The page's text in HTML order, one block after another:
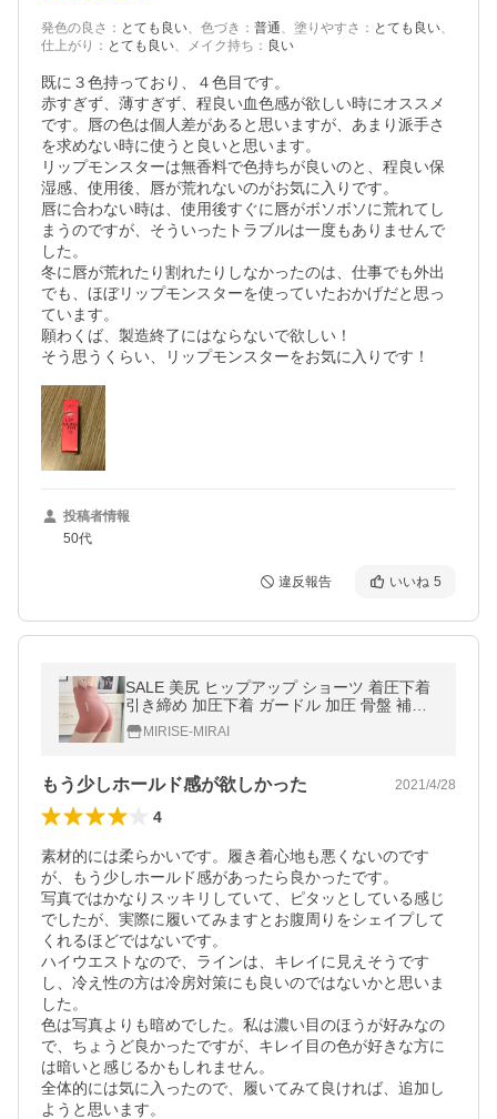
発色の良さ ： とても良い、 色づき ： 普通、 塗りやすさ ： とても良い、
仕上がり ： とても良い、 メイク持ち ： 良い
既に３色持っており、４色目です。
赤すぎず、薄すぎず、程良い血色感が欲しい時にオススメ
です。唇の色は個人差があると思いますが、あまり派手さ
を求めない時に使うと良いと思います。
リップモンスターは無香料で色持ちが良いのと、程良い保
湿感、使用後、唇が荒れないのがお気に入りです。
唇に合わない時は、使用後すぐに唇がボソボソに荒れてし
まうのですが、そういったトラブルは一度もありませんで
した。
冬に唇が荒れたり割れたりしなかったのは、仕事でも外出
でも、ほぼリップモンスターを使っていたおかげだと思っ
ています。
願わくば、製造終了にはならないで欲しい！
そう思うくらい、リップモンスターをお気に入りです！
投稿者情報
50代
違反報告 いいね 5
SALE 美尻 ヒップアップ ショーツ 着圧下着
引き締め 加圧下着 ガードル 加圧 骨盤 補正
下着 お腹引き締め 美尻 下半身痩せ 着圧スパ
ッツ 即納 安い
MIRISE-MIRAI
もう少しホールド感が欲しかった 2021/4/28
4
素材的には柔らかいです。履き着心地も悪くないのです
が、もう少しホールド感があったら良かったです。
写真ではかなりスッキリしていて、ピタッとしている感じ
でしたが、実際に履いてみますとお腹周りをシェイプして
くれるほどではないです。
ハイウエストなので、ラインは、キレイに見えそうです
し、冷え性の方は冷房対策にも良いのではないかと思いま
した。
色は写真よりも暗めでした。私は濃い目のほうが好みなの
で、ちょうど良かったですが、キレイ目の色が好きな方に
は暗いと感じるかもしれません。
全体的には気に入ったので、履いてみて良ければ、追加し
ようと思います。